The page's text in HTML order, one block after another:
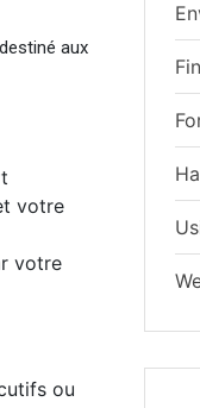
aux
votre
votre
ou